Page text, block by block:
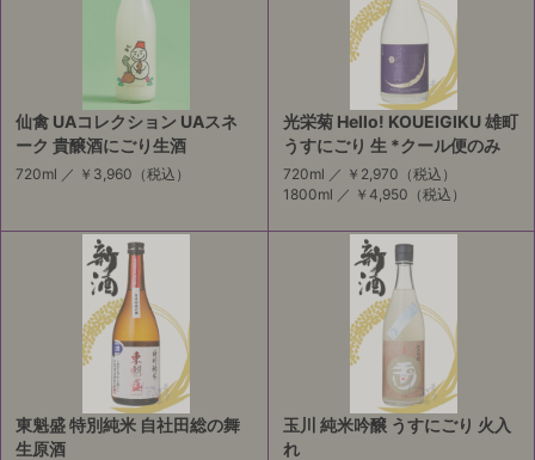
仙禽 UAコレクション UAスネ
ーク 貴醸酒にごり生酒
720ml ／ ￥3,960 （税込）
光栄菊 Hello! KOUEIGIKU 雄町
うすにごり 生 *クール便のみ
720ml ／ ￥2,970 （税込）
1800ml ／ ￥4,950 （税込）
東魁盛 特別純米 自社田総の舞
生原酒
玉川 純米吟醸 うすにごり 火入
れ